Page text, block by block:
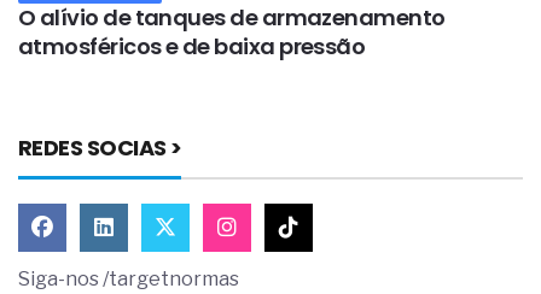
O alívio de tanques de armazenamento
atmosféricos e de baixa pressão
REDES SOCIAS >
Siga-nos /targetnormas